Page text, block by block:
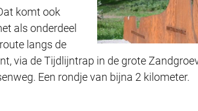
komt ook
als onderdeel
langs de
via de Tijdlijntrap in de grote
Een rondje van bijna 2 kilometer.